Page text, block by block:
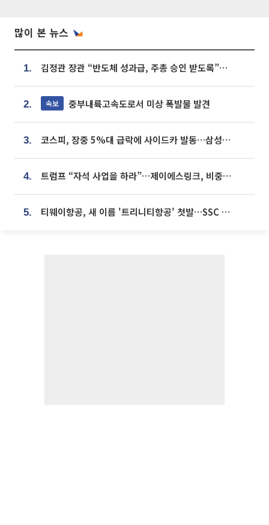
많이 본 뉴스
1. 김정관 장관 “반도체 성과급, 주총 승인 받도록”…상법·자본시장법 개정 시사
2. 속보 중부내륙고속도로서 미상 폭발물 발견
3. 코스피, 장중 5%대 급락에 사이드카 발동…삼성·SK 동반 폭락
4. 트럼프 “자석 사업을 하라”…제이에스링크, 비중국 영구자석 공급망 구축 속도
5. 티웨이항공, 새 이름 '트리니티항공' 첫발…SSC 전략 본격화